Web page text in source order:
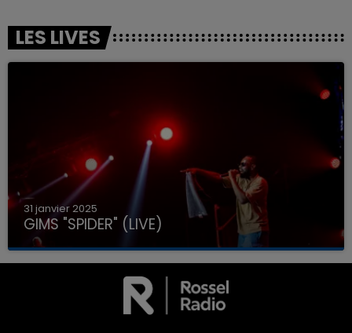
LES LIVES
31 janvier 2025
GIMS "SPIDER" (LIVE)